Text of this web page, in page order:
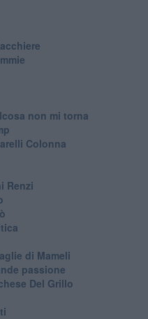
non mi torna
Colonna
Renzi
di Mameli
passione
Del Grillo